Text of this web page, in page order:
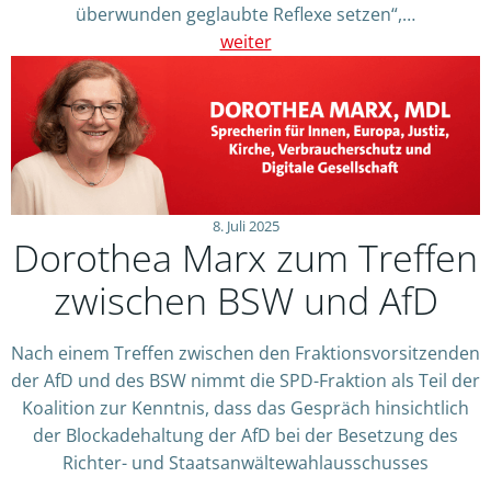
überwunden geglaubte Reflexe setzen“,…
weiter
8. Juli 2025
Dorothea Marx zum Treffen
zwischen BSW und AfD
Nach einem Treffen zwischen den Fraktionsvorsitzenden
der AfD und des BSW nimmt die SPD-Fraktion als Teil der
Koalition zur Kenntnis, dass das Gespräch hinsichtlich
der Blockadehaltung der AfD bei der Besetzung des
Richter- und Staatsanwältewahlausschusses